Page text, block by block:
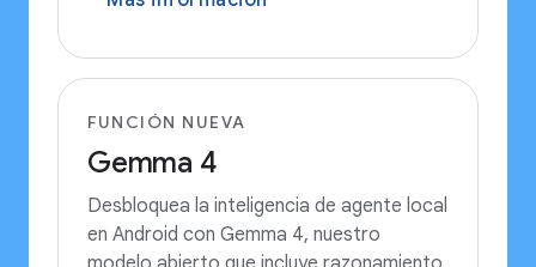
FUNCIÓN NUEVA
Gemma 4
Desbloquea la inteligencia de agente local
en Android con Gemma 4, nuestro